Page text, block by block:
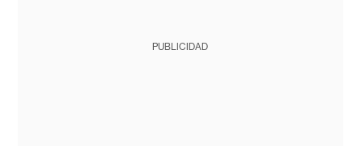
PUBLICIDAD